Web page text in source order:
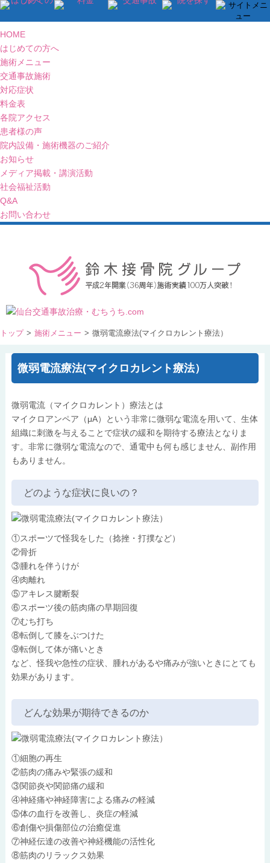
HOME
はじめての方へ
施術メニュー
交通事故施術
対応症状
料金表
各院アクセス
患者様の声
院内設備・施術機器のご紹介
お知らせ
メディア掲載・講演活動
社会福祉活動
Q&A
お問い合わせ
トップ > 施術メニュー > 微弱電流療法(マイクロカレント療法）
微弱電流療法(マイクロカレント療法）
微弱電流（マイクロカレント）療法とは
マイクロアンペア（μA）という非常に微弱な電流を用いて、生体
組織に刺激を与えることで症状の緩和を期待する療法となりま
す。非常に微弱な電流なので、通電中も何も感じません、副作用
もありません。
どのような症状に良いの？
①スポーツで怪我をした（捻挫・打撲など）
②骨折
③腫れを伴うけが
④肉離れ
⑤アキレス腱断裂
⑥スポーツ後の筋肉痛の早期回復
⑦むち打ち
⑧転倒して膝をぶつけた
⑨転倒して体が痛いとき
など、怪我や急性の症状、腫れがあるや痛みが強いときにとても
効果があります。
どんな効果が期待できるのか
①細胞の再生
②筋肉の痛みや緊張の緩和
③関節炎や関節痛の緩和
④神経痛や神経障害による痛みの軽減
⑤体の血行を改善し、炎症の軽減
⑥創傷や損傷部位の治癒促進
⑦神経伝達の改善や神経機能の活性化
⑧筋肉のリラックス効果